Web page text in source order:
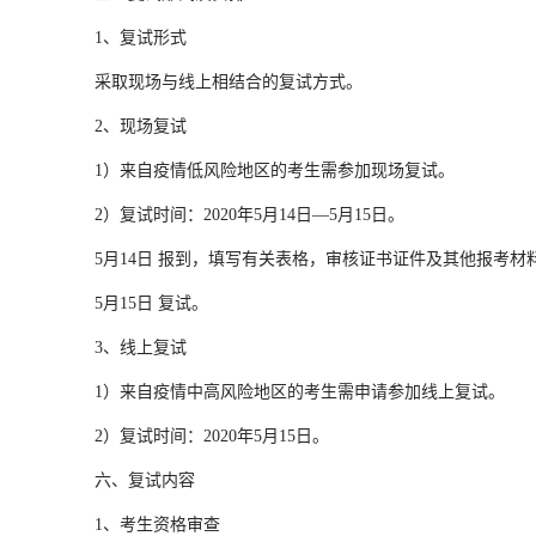
1、复试形式
采取现场与线上相结合的复试方式。
2、现场复试
1）来自疫情低风险地区的考生需参加现场复试。
2）复试时间：2020年5月14日—5月15日。
5月14日 报到，填写有关表格，审核证书证件及其他报考材
5月15日 复试。
3、线上复试
1）来自疫情中高风险地区的考生需申请参加线上复试。
2）复试时间：2020年5月15日。
六、复试内容
1、考生资格审查